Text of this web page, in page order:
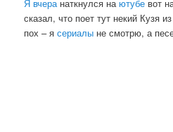
Я вчеранаткнулся на ютубе вот
сказал, что поет тут некий Кузя
пох – ясериалы не смотрю, а